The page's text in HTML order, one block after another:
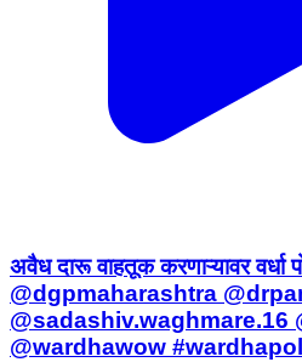
अवैध दारू वाहतूक करणाऱ्यावर वर्धा
@dgpmaharashtra
@sadashiv.waghmare.16
@wardhawow